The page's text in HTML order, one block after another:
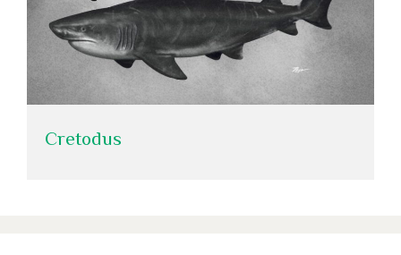
Cretodus